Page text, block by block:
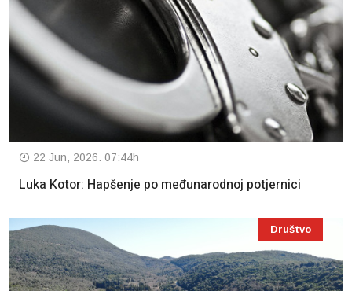
22 Jun, 2026. 07:44h
Luka Kotor: Hapšenje po međunarodnoj potjernici
Društvo